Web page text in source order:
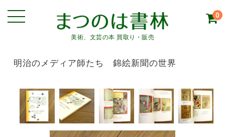
美術、文芸の本 買取り・販売
0
明治のメディア師たち 錦絵新聞の世界